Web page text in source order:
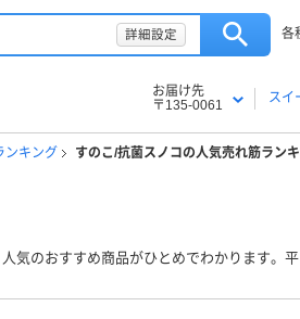
詳細設定 各
お届け先
〒135-0061
スイ
ンキング すのこ/抗菌スノコの人気売れ筋ラン
気のおすすめ商品がひとめでわかります。平